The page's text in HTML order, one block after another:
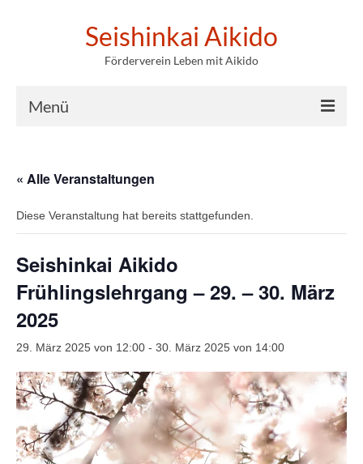
Seishinkai Aikido
Förderverein Leben mit Aikido
Menü
News / Blog
Lehrgänge / Events
Über uns
Impressum
Datenschutz
« Alle Veranstaltungen
Diese Veranstaltung hat bereits stattgefunden.
Seishinkai Aikido
Frühlingslehrgang – 29. – 30. März
2025
29. März 2025 von 12:00 - 30. März 2025 von 14:00